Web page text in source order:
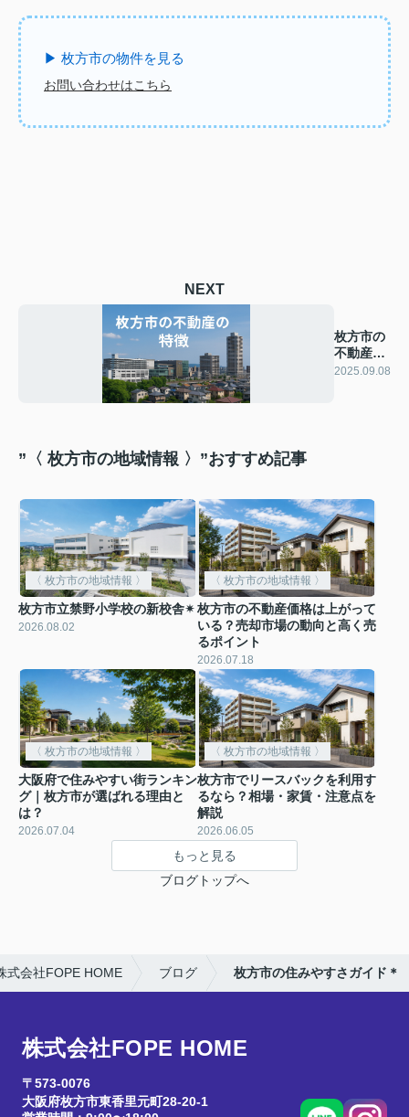
▶ 枚方市の物件を見る
お問い合わせはこちら
NEXT
枚方市の
不動産の
特徴
2025.09.08
”〈 枚方市の地域情報 〉”おすすめ記事
〈 枚方市の地域情報 〉
枚方市立禁野小学校の新校舎✴︎
2026.08.02
〈 枚方市の地域情報 〉
枚方市の不動産価格は上がって
いる？売却市場の動向と高く売
るポイント
2026.07.18
〈 枚方市の地域情報 〉
大阪府で住みやすい街ランキン
グ｜枚方市が選ばれる理由と
は？
2026.07.04
〈 枚方市の地域情報 〉
枚方市でリースバックを利用す
るなら？相場・家賃・注意点を
解説
2026.06.05
もっと見る
ブログトップへ
式会社FOPE HOME ブログ 枚方市の住みやすさガイド＊
株式会社FOPE HOME
〒573-0076
大阪府枚方市東香里元町28-20-1